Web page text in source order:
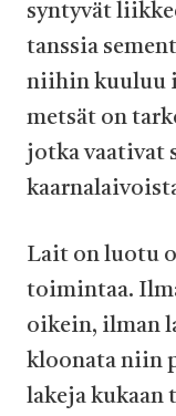
syntyvät
tanssia
niihin kuuluu
metsät on
jotka vaativat
Lait on luotu
toimintaa.
oikein, ilman
kloonata niin
lakeja